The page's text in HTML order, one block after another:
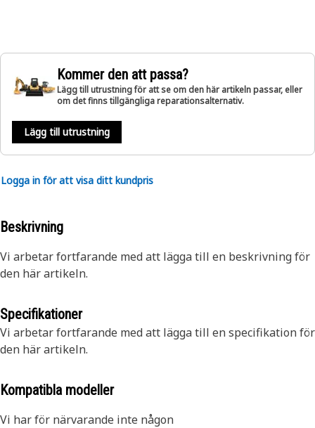
Kommer den att passa?
Lägg till utrustning för att se om den här artikeln passar, eller
om det finns tillgängliga reparationsalternativ.
Lägg till utrustning
Logga in för att visa ditt kundpris
Beskrivning
Vi arbetar fortfarande med att lägga till en beskrivning för
den här artikeln.
Specifikationer
Vi arbetar fortfarande med att lägga till en specifikation för
den här artikeln.
Kompatibla modeller
Vi har för närvarande inte någon